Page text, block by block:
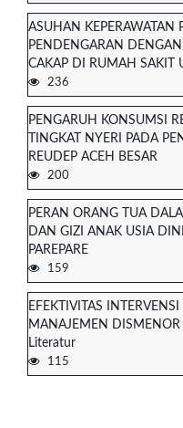
ASUHAN KEPERAWATAN
PENDENGARAN
CAKAP DI RUMAH SAKIT
236
PENGARUH KONSUMSI
TINGKAT NYERI PADA
REUDEP ACEH BESAR
200
PERAN ORANG TUA
DAN GIZI ANAK USIA
PAREPARE
159
EFEKTIVITAS
MANAJEMEN DISMENOR
Literatur
115